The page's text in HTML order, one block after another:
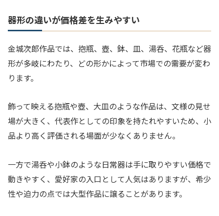
器形の違いが価格差を生みやすい
金城次郎作品では、抱瓶、壺、鉢、皿、湯呑、花瓶など器
形が多岐にわたり、どの形かによって市場での需要が変わ
ります。
飾って映える抱瓶や壺、大皿のような作品は、文様の見せ
場が大きく、代表作としての印象を持たれやすいため、小
品より高く評価される場面が少なくありません。
一方で湯呑や小鉢のような日常器は手に取りやすい価格で
動きやすく、愛好家の入口として人気はありますが、希少
性や迫力の点では大型作品に譲ることがあります。